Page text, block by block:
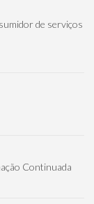
de serviços
Continuada